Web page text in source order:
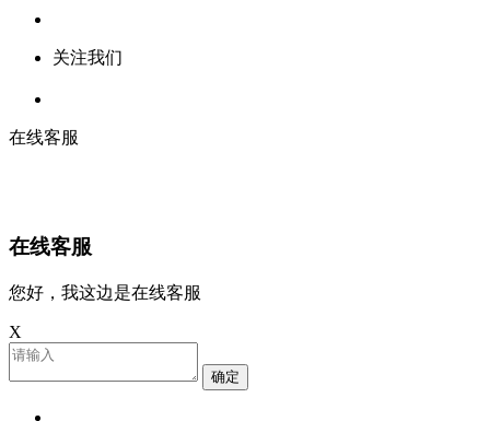
关注我们
在线客服
在线客服
您好，我这边是在线客服
X
确定